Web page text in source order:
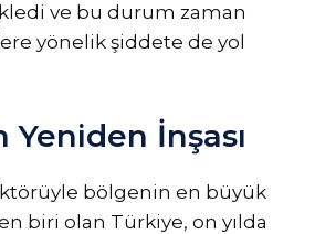
ve bu durum zaman
yönelik şiddete de yol
Yeniden İnşası
bölgenin en büyük
biri olan Türkiye, on yılda